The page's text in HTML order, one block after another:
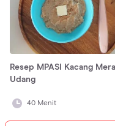
Resep MPASI Kacang
Udang
40 Menit